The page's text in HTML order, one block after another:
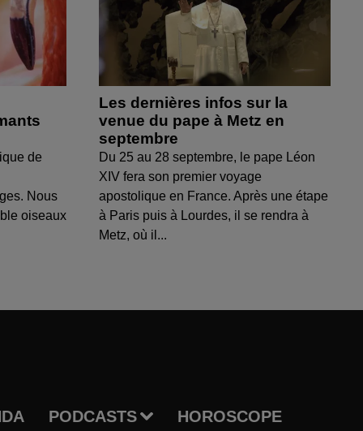
de
Nous
oiseaux
Les dernières infos sur la
venue du pape à Metz en
septembre
Du 25 au 28 septembre, le pape Léon
XIV fera son premier voyage
apostolique en France. Après une étape
à Paris puis à Lourdes, il se rendra à
Metz, où il...
PODCASTS HOROSCOPE